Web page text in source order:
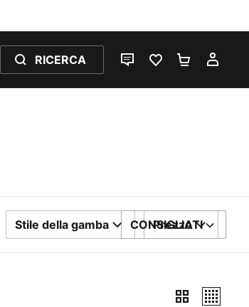
RICERCA
CHAT PREFERITI 0
Stile della gamba Prezzo
ORDINA PER
CONSIGLIATI